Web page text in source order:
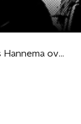
Cisca Dresselhuys en Iris Hannema over Argus